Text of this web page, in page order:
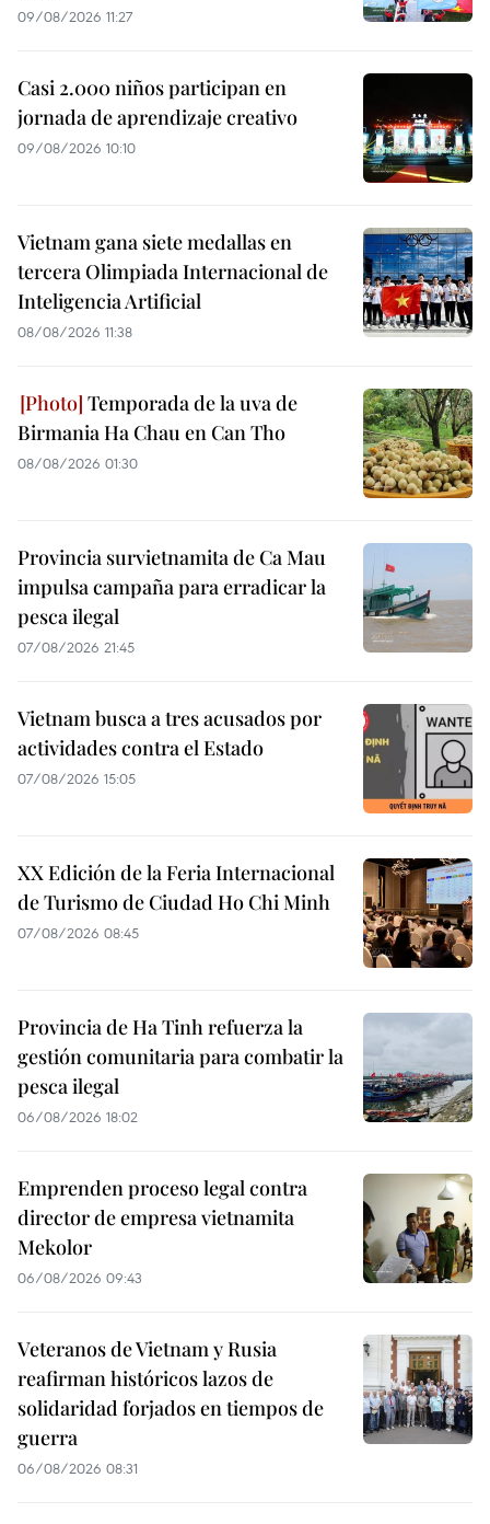
09/08/2026 11:27
Casi 2.000 niños participan en
jornada de aprendizaje creativo
09/08/2026 10:10
Vietnam gana siete medallas en
tercera Olimpiada Internacional de
Inteligencia Artificial
08/08/2026 11:38
Temporada de la uva de
Birmania Ha Chau en Can Tho
08/08/2026 01:30
Provincia survietnamita de Ca Mau
impulsa campaña para erradicar la
pesca ilegal
07/08/2026 21:45
Vietnam busca a tres acusados por
actividades contra el Estado
07/08/2026 15:05
XX Edición de la Feria Internacional
de Turismo de Ciudad Ho Chi Minh
07/08/2026 08:45
Provincia de Ha Tinh refuerza la
gestión comunitaria para combatir la
pesca ilegal
06/08/2026 18:02
Emprenden proceso legal contra
director de empresa vietnamita
Mekolor
06/08/2026 09:43
Veteranos de Vietnam y Rusia
reafirman históricos lazos de
solidaridad forjados en tiempos de
guerra
06/08/2026 08:31